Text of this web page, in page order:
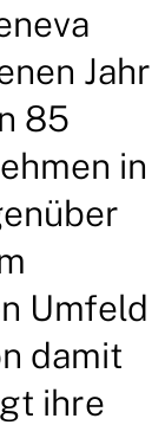
Jahr
85
in
Umfeld
damit
ihre